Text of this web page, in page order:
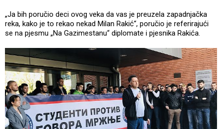
„Ja bih poručio deci ovog veka da vas je preuzela zapadnjačka
reka, kako je to rekao nekad Milan Rakić“, poručio je referirajući
se na pjesmu „Na Gazimestanu“ diplomate i pjesnika Rakića.